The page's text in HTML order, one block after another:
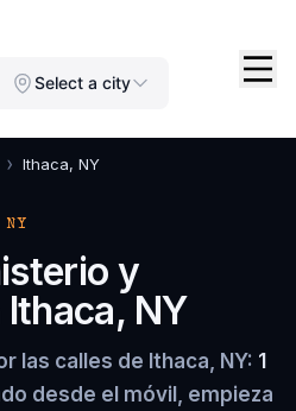
Select a city
› Ithaca, NY
y
NY
las calles de Ithaca, NY: 1
desde el móvil, empieza